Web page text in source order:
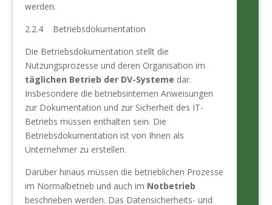
werden.
2.2.4 Betriebsdokumentation
Die Betriebsdokumentation stellt die
Nutzungsprozesse und deren Organisation im
täglichen Betrieb der DV-Systeme dar.
Insbesondere die betriebsinternen Anweisungen
zur Dokumentation und zur Sicherheit des IT-
Betriebs müssen enthalten sein. Die
Betriebsdokumentation ist von Ihnen als
Unternehmer zu erstellen.
Darüber hinaus müssen die betrieblichen Prozesse
im Normalbetrieb und auch im Notbetrieb
beschrieben werden. Das Datensicherheits- und